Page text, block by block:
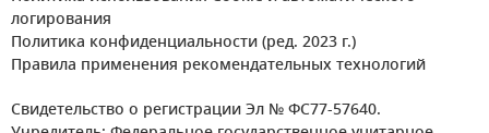
логирования
Политика конфиденциальности (ред. 2023 г.)
Правила применения рекомендательных технологий
Свидетельство о регистрации Эл № ФС77-57640.